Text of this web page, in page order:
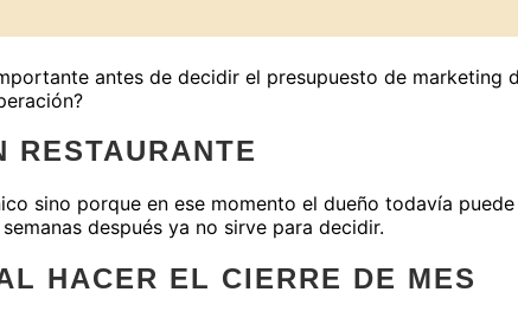
antes de decidir el presupuesto de marketing
RESTAURANTE
sino porque en ese momento el dueño todavía
después ya no sirve para decidir.
HACER EL CIERRE DE MES